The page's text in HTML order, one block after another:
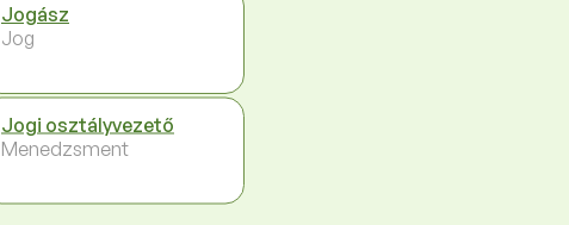
Jogász
Jog
Jogi osztályvezető
Menedzsment